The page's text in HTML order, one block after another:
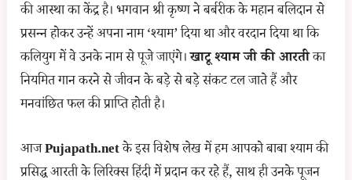
की आस्था का केंद्र है। भगवान श्री कृष्ण ने बर्बरीक के महान बलिदान से
प्रसन्न होकर उन्हें अपना नाम ‘श्याम’ दिया था और वरदान दिया था कि
कलियुग में वे उनके नाम से पूजे जाएंगे।खाटू श्याम जी की आरतीका
नियमित गान करने से जीवन के बड़े से बड़े संकट टल जाते हैं और
मनवांछित फल की प्राप्ति होती है।
आजPujapath.netके इस विशेष लेख में हम आपको बाबा श्याम की
प्रसिद्ध आरती के लिरिक्स हिंदी में प्रदान कर रहे हैं, साथ ही उनके पूजन